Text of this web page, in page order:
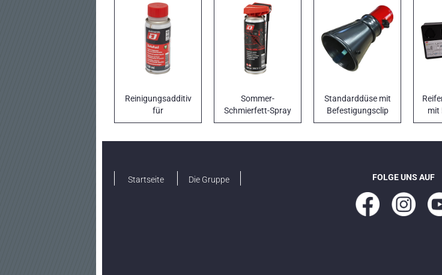
Reinigungsadditiv
für
Motorradbrennstoffsystem
Sommer-
Schmierfett-Spray
für Ketten
Standarddüse mit
Befestigungsclip
mit
Startseite Die Gruppe FOLGE UNS AUF